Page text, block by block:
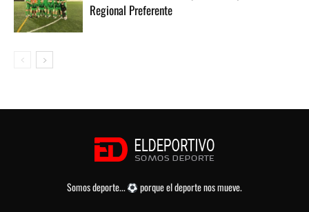
Regional Preferente
Somos deporte...
porque el deporte nos mueve.